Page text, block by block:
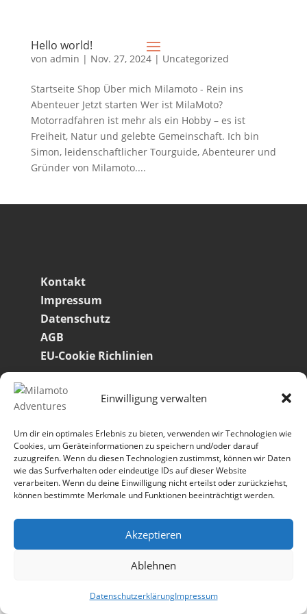
Einwilligung verwalten
Um dir ein optimales Erlebnis zu bieten, verwenden wir Technologien wie
Cookies, um Geräteinformationen zu speichern und/oder darauf
zuzugreifen. Wenn du diesen Technologien zustimmst, können wir Daten
wie das Surfverhalten oder eindeutige IDs auf dieser Website
verarbeiten. Wenn du deine Einwilligung nicht erteilst oder zurückziehst,
können bestimmte Merkmale und Funktionen beeinträchtigt werden.
Akzeptieren
Ablehnen
DatenschutzerklärungImpressum
Hello world!
von admin | Nov. 27, 2024| Uncategorized
Startseite Shop Über mich Milamoto - Rein ins
Abenteuer Jetzt starten Wer ist MilaMoto?
Motorradfahren ist mehr als ein Hobby – es ist
Freiheit, Natur und gelebte Gemeinschaft. Ich bin
Simon, leidenschaftlicher Tourguide, Abenteurer und
Gründer von Milamoto....
Kontakt
Impressum
Datenschutz
AGB
EU-Cookie Richlinien
Copyright © 2026 Milamoto. Alle Rechte vorbehalten.